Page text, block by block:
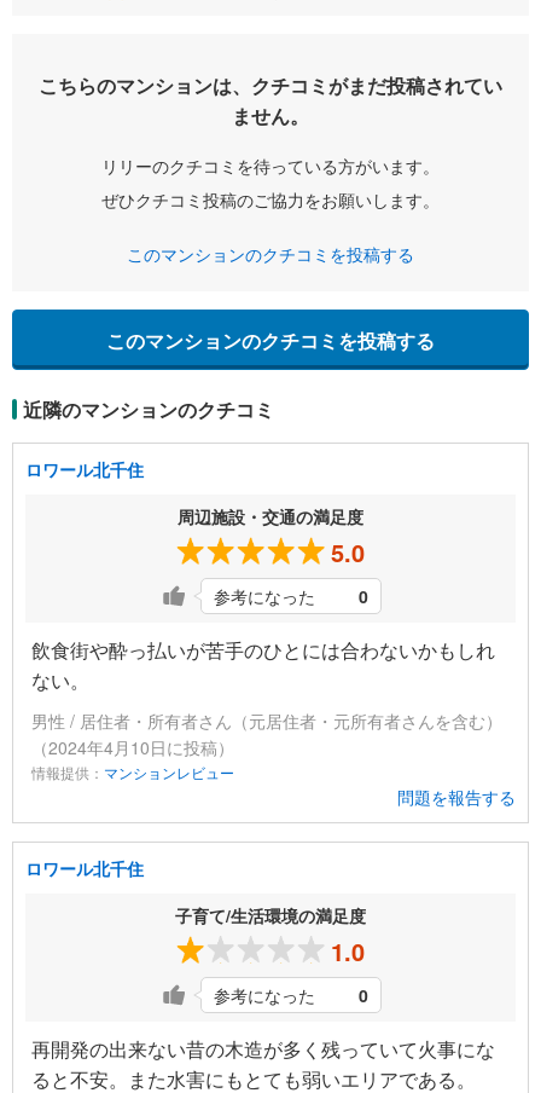
こちらのマンションは、クチコミがまだ投稿されてい
ません。
リリーのクチコミを待っている方がいます。
ぜひクチコミ投稿のご協力をお願いします。
このマンションのクチコミを投稿する
このマンションのクチコミを投稿する
近隣のマンションのクチコミ
ロワール北千住
周辺施設・交通の満足度
5.0
参考になった 0
飲食街や酔っ払いが苦手のひとには合わないかもしれ
ない。
男性 / 居住者・所有者さん（元居住者・元所有者さんを含む）
（2024年4月10日に投稿）
情報提供： マンションレビュー
問題を報告する
ロワール北千住
子育て/生活環境の満足度
1.0
参考になった 0
再開発の出来ない昔の木造が多く残っていて火事にな
ると不安。また水害にもとても弱いエリアである。